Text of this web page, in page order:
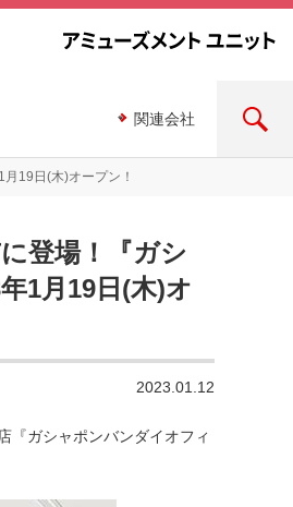
関連会社
19日(木)オープン！
登場！『ガシ
1月19日(木)オ
2023.01.12
『ガシャポンバンダイオフィ